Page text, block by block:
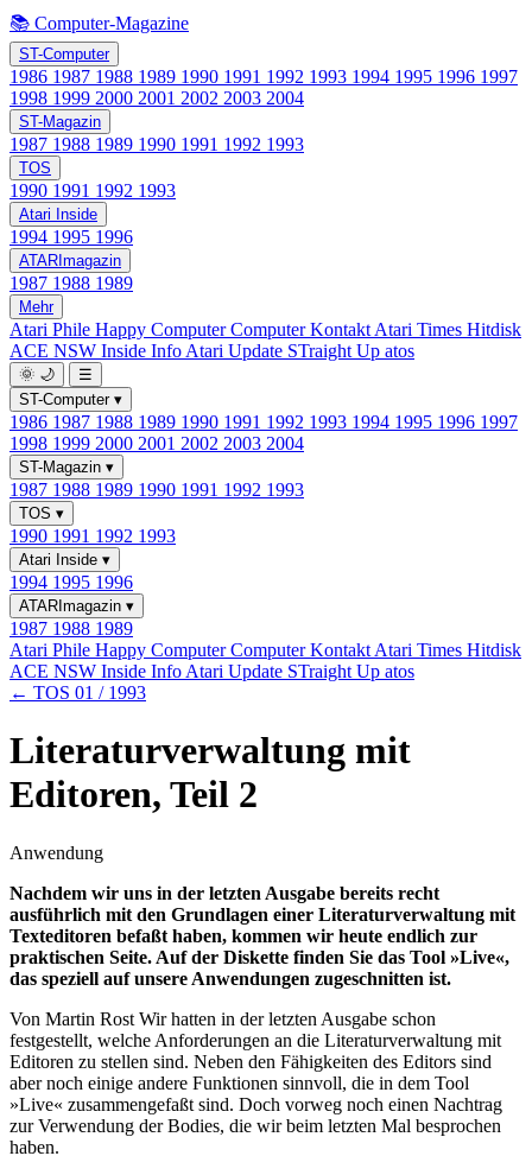
📚 Computer-Magazine
ST-Computer
1986 1987 1988 1989 1990 1991 1992 1993 1994 1995 1996 1997
1998 1999 2000 2001 2002 2003 2004
ST-Magazin
1987 1988 1989 1990 1991 1992 1993
TOS
1990 1991 1992 1993
Atari Inside
1994 1995 1996
ATARImagazin
1987 1988 1989
Mehr
Atari Phile Happy ComputerComputer Kontakt Atari Times Hitdisk
ACE NSW Inside Info Atari Update STraight Up atos
🌞 🌙
☰
ST-Computer ▾
1986 1987 1988 1989 1990 1991 1992 1993 1994 1995 1996 1997
1998 1999 2000 2001 2002 2003 2004
ST-Magazin ▾
1987 1988 1989 1990 1991 1992 1993
TOS ▾
1990 1991 1992 1993
Atari Inside ▾
1994 1995 1996
ATARImagazin ▾
1987 1988 1989
Atari Phile Happy ComputerComputer Kontakt Atari Times Hitdisk
ACE NSW Inside Info Atari Update STraight Up atos
← TOS 01 / 1993
Literaturverwaltung mit
Editoren, Teil 2
Anwendung
Nachdem wir uns in der letzten Ausgabe bereits recht
ausführlich mit den Grundlagen einer Literaturverwaltung mit
Texteditoren befaßt haben, kommen wir heute endlich zur
praktischen Seite. Auf der Diskette finden Sie das Tool »Live«,
das speziell auf unsere Anwendungen zugeschnitten ist.
Von Martin Rost Wir hatten in der letzten Ausgabe schon
festgestellt, welche Anforderungen an die Literaturverwaltung mit
Editoren zu stellen sind. Neben den Fähigkeiten des Editors sind
aber noch einige andere Funktionen sinnvoll, die in dem Tool
»Live« zusammengefaßt sind. Doch vorweg noch einen Nachtrag
zur Verwendung der Bodies, die wir beim letzten Mal besprochen
haben.